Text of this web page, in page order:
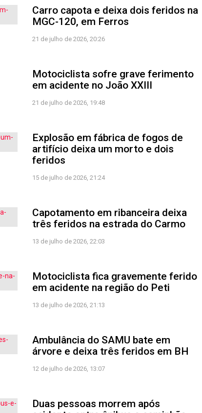
Carro capota e deixa dois feridos na
MGC-120, em Ferros
21 de julho de 2026, 20:26
Motociclista sofre grave ferimento
em acidente no João XXIII
21 de julho de 2026, 19:48
Explosão em fábrica de fogos de
artifício deixa um morto e dois
feridos
15 de julho de 2026, 21:24
Capotamento em ribanceira deixa
três feridos na estrada do Carmo
13 de julho de 2026, 22:03
Motociclista fica gravemente ferido
em acidente na região do Peti
13 de julho de 2026, 21:13
Ambulância do SAMU bate em
árvore e deixa três feridos em BH
12 de julho de 2026, 13:07
Duas pessoas morrem após